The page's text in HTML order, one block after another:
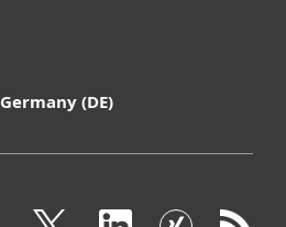
Germany (DE)